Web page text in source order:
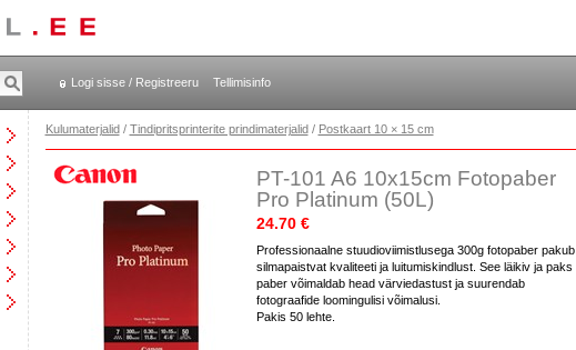
Logi sisse / Registreeru Tellimisinfo
Kulumaterjalid/ Tindipritsprinterite prindimaterjalid/ Postkaart 10 × 15 cm
PT-101 A6 10x15cm Fotopaber
Pro Platinum (50L)
24.70 €
Professionaalne stuudioviimistlusega 300g fotopaber pakub
silmapaistvat kvaliteeti ja luitumiskindlust. See läikiv ja paks
paber võimaldab head värviedastust ja suurendab
fotograafide loomingulisi võimalusi.
Pakis 50 lehte.